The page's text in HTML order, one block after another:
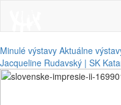
Minulé výstavy Aktuálne
Jacqueline Rudavský | SK